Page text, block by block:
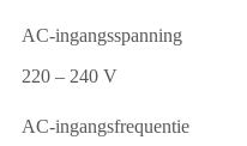
AC-ingangsspanning
220 – 240 V
AC-ingangsfrequentie